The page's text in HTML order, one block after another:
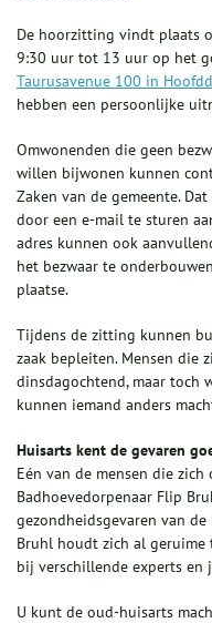
De hoorzitting vindt plaats
9:30 uur tot 13 uur op het
Taurusavenue 100 in
hebben een persoonlijke
Omwonenden die geen
willen bijwonen kunnen
Zaken van de gemeente.
door een e-mail te sturen
adres kunnen ook
het bezwaar te
plaatse.
Tijdens de zitting kunnen
zaak bepleiten. Mensen die
dinsdagochtend, maar toch
kunnen iemand anders
Huisarts kent de gevaren
Eén van de mensen die
Badhoevedorpenaar Flip
gezondheidsgevaren van de
Bruhl houdt zich al
bij verschillende experts en
U kunt de oud-huisarts